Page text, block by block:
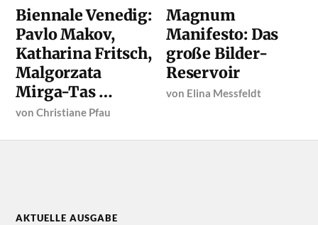
Biennale Venedig:
Pavlo Makov,
Katharina Fritsch,
Malgorzata
Mirga-Tas …
vonChristiane Pfau
Magnum
Manifesto: Das
große Bilder-
Reservoir
von Elina Messfeldt
AKTUELLE AUSGABE